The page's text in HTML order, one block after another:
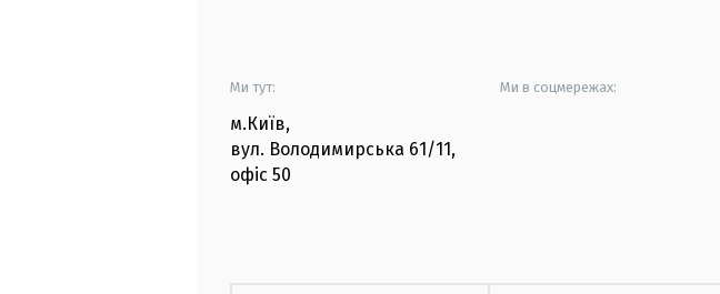
Ми тут:
м.Київ,
вул. Володимирська 61/11,
офіс 50
Ми в соцмережах: